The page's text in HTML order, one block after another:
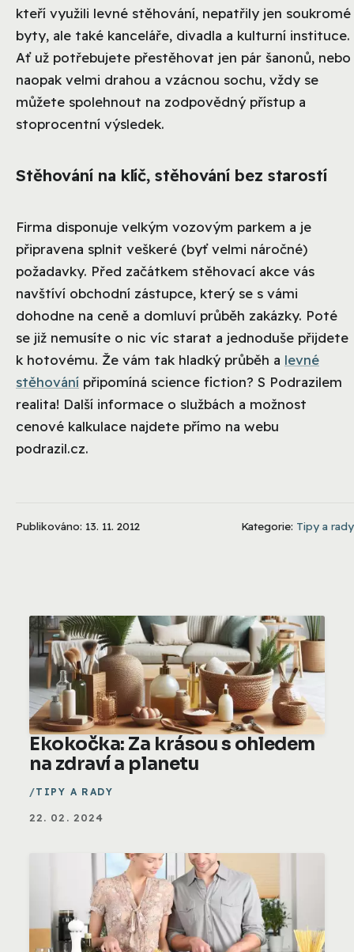
kteří využili levné stěhování, nepatřily jen soukromé
byty, ale také kanceláře, divadla a kulturní instituce.
Ať už potřebujete přestěhovat jen pár šanonů, nebo
naopak velmi drahou a vzácnou sochu, vždy se
můžete spolehnout na zodpovědný přístup a
stoprocentní výsledek.
Stěhování na klíč, stěhování bez starostí
Firma disponuje velkým vozovým parkem a je
připravena splnit veškeré (byť velmi náročné)
požadavky. Před začátkem stěhovací akce vás
navštíví obchodní zástupce, který se s vámi
dohodne na ceně a domluví průběh zakázky. Poté
se již nemusíte o nic víc starat a jednoduše přijdete
k hotovému. Že vám tak hladký průběh a levné
stěhování připomíná science fiction? S Podrazilem
realita! Další informace o službách a možnost
cenové kalkulace najdete přímo na webu
podrazil.cz.
Publikováno: 13. 11. 2012 Kategorie: Tipy a rady
Ekokočka: Za krásou s ohledem
na zdraví a planetu
TIPY A RADY
22. 02. 2024